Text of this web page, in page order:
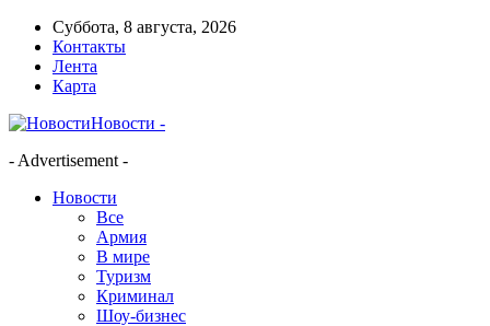
Суббота, 8 августа, 2026
Контакты
Лента
Карта
Новости -
- Advertisement -
Новости
Все
Армия
В мире
Туризм
Криминал
Шоу-бизнес